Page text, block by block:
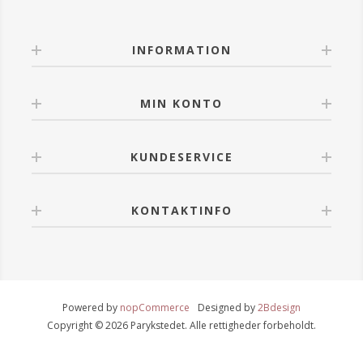
INFORMATION
MIN KONTO
KUNDESERVICE
KONTAKTINFO
Powered by nopCommerce Designed by2Bdesign
Copyright © 2026 Parykstedet. Alle rettigheder forbeholdt.